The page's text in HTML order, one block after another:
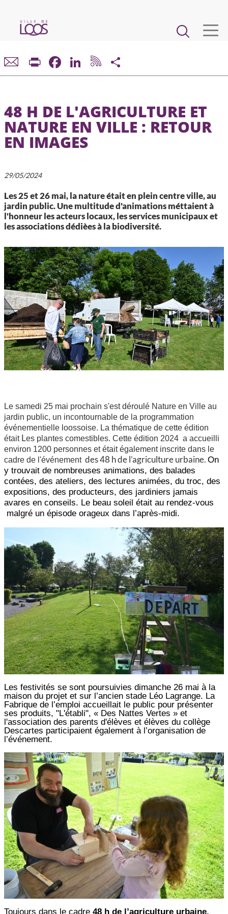
contenu
Main
navigation
VIE MUNICIPALE
CADRE DE VIE ET URBANISME
ECONOMIE ET EMPLOI
ENFANCE, JEUNESSE, ÉDUCATION, RESTAURATION
CULTURE, SPORT, ASSOCIATIONS
CCAS, SOLIDARITÉ ET SANTÉ
POLICE MUNICIPALE
Print FacebookLinkedIn
48 H DE L'AGRICULTURE ET
NATURE EN VILLE : RETOUR
EN IMAGES
29/05/2024
Les 25 et 26 mai, la nature était en plein centre ville, au
jardin public. Une multitude d'animations méttaient à
l'honneur les acteurs locaux, les services municipaux et
les associations dédièes à la biodiversité.
Le samedi 25 mai prochain s'est déroulé Nature en Ville au
jardin public, un incontournable de la programmation
événementielle loossoise. La thématique de cette édition
était Les plantes comestibles. Cette édition 2024 a accueilli
environ 1200 personnes et était également inscrite dans le
cadre de l'événement des 48 h de l’agriculture urbaine.On
y trouvait de nombreuses animations, des balades
contées, des ateliers, des lectures animées, du troc, des
expositions, des producteurs, des jardiniers jamais
avares en conseils. Le beau soleil était au rendez-vous
malgré un épisode orageux dans l’après-midi.
Les festivités se sont poursuivies dimanche 26 mai à la
maison du projet et sur l’ancien stade Léo Lagrange. La
Fabrique de l’emploi accueillait le public pour présenter
ses produits, "L'établi", « Des Nattes Vertes » et
l'association des parents d'élèves et élèves du collège
Descartes participaient également à l’organisation de
l’événement.
Toujours dans le cadre48 h de l’agriculture urbaine,